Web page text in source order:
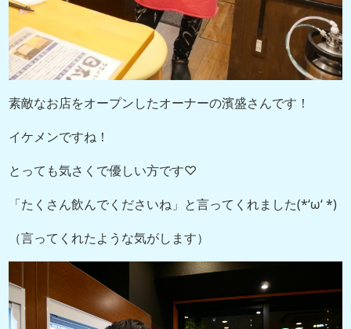
素敵なお店をオープンしたオーナーの濱盛さんです！
イケメンですね！
とっても気さくで優しい方です♡
「たくさん飲んでくださいね」と言ってくれました(*‘ω‘ *)
（言ってくれたような気がします）